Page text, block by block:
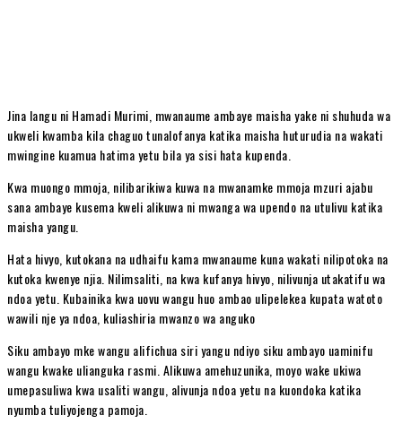
Jina langu ni Hamadi Murimi, mwanaume ambaye maisha yake ni shuhuda wa
ukweli kwamba kila chaguo tunalofanya katika maisha huturudia na wakati
mwingine kuamua hatima yetu bila ya sisi hata kupenda.
Kwa muongo mmoja, nilibarikiwa kuwa na mwanamke mmoja mzuri ajabu
sana ambaye kusema kweli alikuwa ni mwanga wa upendo na utulivu katika
maisha yangu.
Hata hivyo, kutokana na udhaifu kama mwanaume kuna wakati nilipotoka na
kutoka kwenye njia. Nilimsaliti, na kwa kufanya hivyo, nilivunja utakatifu wa
ndoa yetu. Kubainika kwa uovu wangu huo ambao ulipelekea kupata watoto
wawili nje ya ndoa, kuliashiria mwanzo wa anguko
Siku ambayo mke wangu alifichua siri yangu ndiyo siku ambayo uaminifu
wangu kwake ulianguka rasmi. Alikuwa amehuzunika, moyo wake ukiwa
umepasuliwa kwa usaliti wangu, alivunja ndoa yetu na kuondoka katika
nyumba tuliyojenga pamoja.